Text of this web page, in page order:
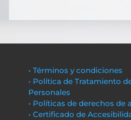
• Términos y condiciones
• Política de Tratamiento
Personales
• Políticas de derechos de
• Certificado de